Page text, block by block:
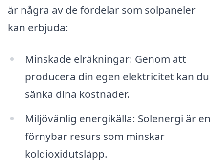
är några av de fördelar som solpaneler
kan erbjuda:
Minskade elräkningar: Genom att
producera din egen elektricitet kan du
sänka dina kostnader.
Miljövänlig energikälla: Solenergi är en
förnybar resurs som minskar
koldioxidutsläpp.